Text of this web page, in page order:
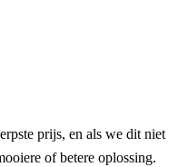
prijs, en als we dit niet
of betere oplossing.